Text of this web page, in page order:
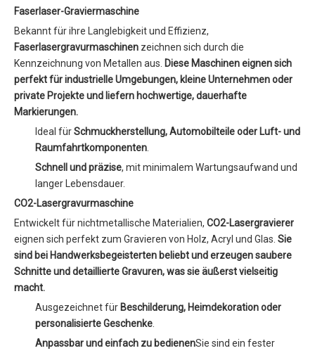
Faserlaser-Graviermaschine
Bekannt für ihre Langlebigkeit und Effizienz,
Faserlasergravurmaschinen zeichnen sich durch die
Kennzeichnung von Metallen aus. Diese Maschinen eignen sich
perfekt für industrielle Umgebungen, kleine Unternehmen oder
private Projekte und liefern hochwertige, dauerhafte
Markierungen.
Ideal fürSchmuckherstellung, Automobilteile oder Luft- und
Raumfahrtkomponenten
Schnell und präzise, mit minimalem Wartungsaufwand und
langer Lebensdauer.
CO2-Lasergravurmaschine
Entwickelt für nichtmetallische Materialien, CO2-Lasergravierer
eignen sich perfekt zum Gravieren von Holz, Acryl und Glas. Sie
sind bei Handwerksbegeisterten beliebt und erzeugen saubere
Schnitte und detaillierte Gravuren, was sie äußerst vielseitig
macht.
Ausgezeichnet für Beschilderung, Heimdekoration oder
personalisierte Geschenke
Anpassbar und einfach zu bedienenSie sind ein fester